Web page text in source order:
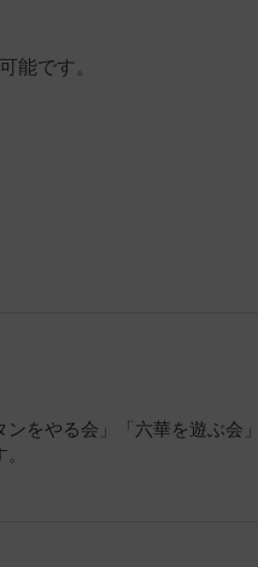
能です。
をやる会」「六華を遊ぶ会